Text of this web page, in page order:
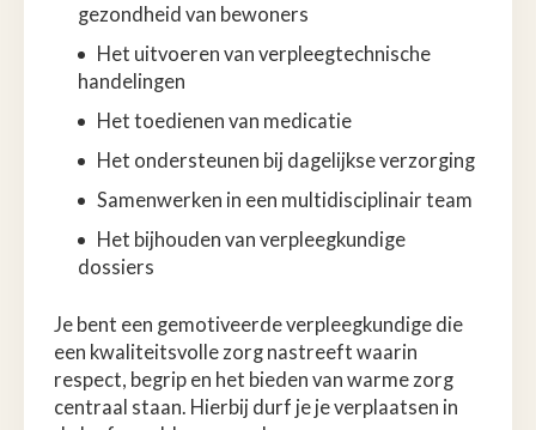
gezondheid van bewoners
Het uitvoeren van verpleegtechnische
handelingen
Het toedienen van medicatie
Het ondersteunen bij dagelijkse verzorging
Samenwerken in een multidisciplinair team
Het bijhouden van verpleegkundige
dossiers
Je bent een gemotiveerde verpleegkundige die
een kwaliteitsvolle zorg nastreeft waarin
respect, begrip en het bieden van warme zorg
centraal staan. Hierbij durf je je verplaatsen in